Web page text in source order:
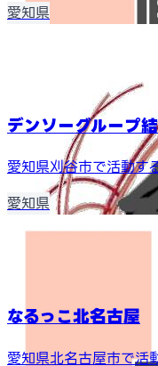
愛知県
デンソーグループ
愛知県刈谷市で活動す
愛知県
なるっこ北名古屋
愛知県北名古屋市で活